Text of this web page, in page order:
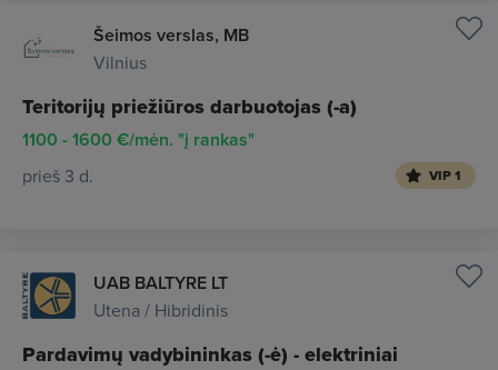
Šeimos verslas, MB
Vilnius
Teritorijų priežiūros darbuotojas (-a)
1100 - 1600 €/mėn. "į rankas"
prieš 3 d. VIP 1
UAB BALTYRE LT
Utena / Hibridinis
Pardavimų vadybininkas (-ė) - elektriniai